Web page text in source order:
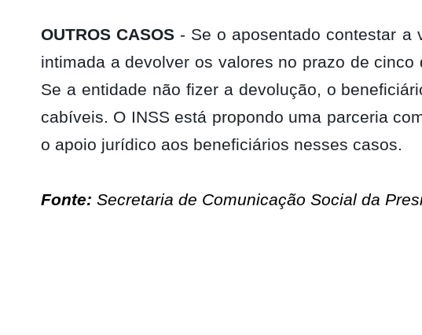
OUTROS CASOS - Se o aposentado contestar a
intimada a devolver os valores no prazo de
Se a entidade não fizer a devolução, o
cabíveis. O INSS está propondo uma parceria
o apoio jurídico aos beneficiários nesses casos.
Fonte: Secretaria de Comunicação Social da